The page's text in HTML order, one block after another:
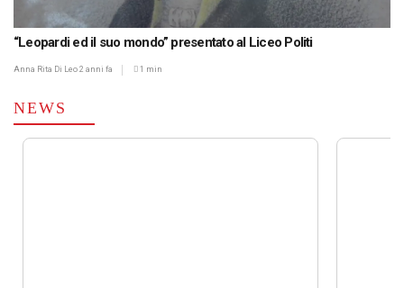
“Leopardi ed il suo mondo” presentato al Liceo Politi
Anna Rita Di Leo 2 anni fa 1 min
NEWS